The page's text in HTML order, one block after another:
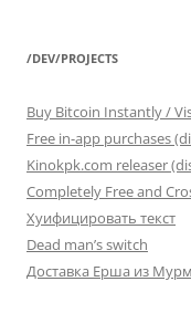
/DEV/PROJECTS
Buy Bitcoin Instantly /
Free in-app purchases
Kinokpk.com releaser
Completely Free and
Хуифицировать текст
Dead man’s switch
Доставка Ерша из